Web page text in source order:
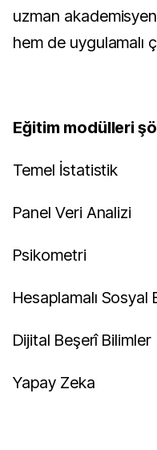
uzman
hem de uygulamalı
Eğitim modülleri
Temel İstatistik
Panel Veri Analizi
Psikometri
Hesaplamalı Sosyal
Dijital Beşerî Bilimler
Yapay Zeka